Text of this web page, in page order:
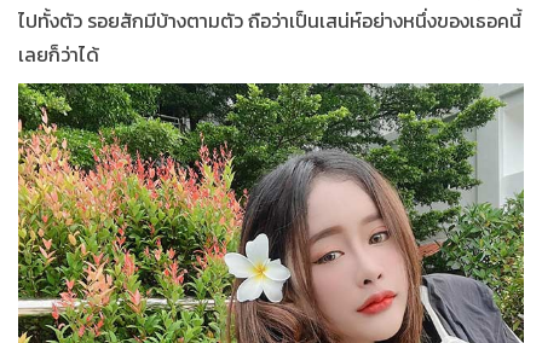
ไปทั้งตัว รอยสักมีบ้างตามตัว ถือว่าเป็นเสน่ห์อย่างหนึ่งของเธอคนี้
เลยก็ว่าได้